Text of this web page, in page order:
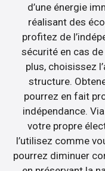
d’une énergie
réalisant des
profitez de
sécurité en cas
plus, choisissez
structure.
pourrez en fait
indépendance.
votre propre
l’utilisez comme
pourrez diminuer